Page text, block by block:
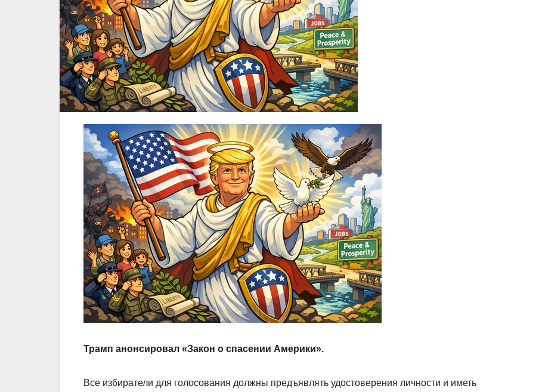
Трамп анонсировал «Закон о спасении Америки».
Все избиратели для голосования должны предъявлять удостоверения личности и иметь